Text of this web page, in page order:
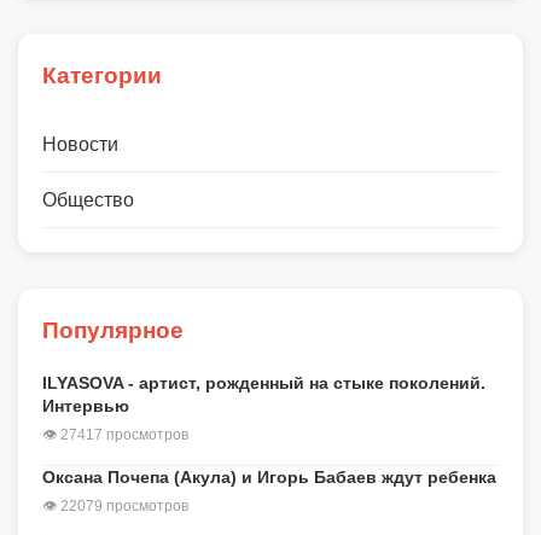
Категории
Новости
Общество
Популярное
ILYASOVA - артист, рожденный на стыке поколений.
Интервью
👁 27417 просмотров
Оксана Почепа (Акула) и Игорь Бабаев ждут ребенка
👁 22079 просмотров